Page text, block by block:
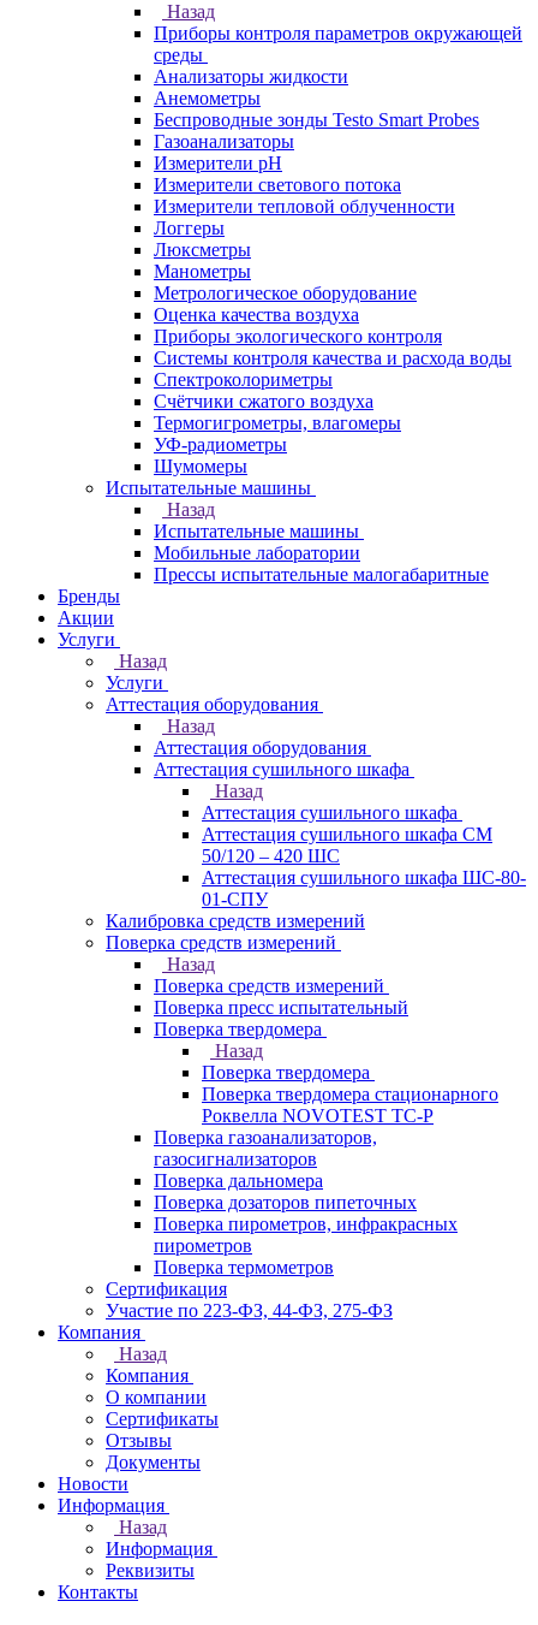
Назад
Приборы контроля параметров окружающей
среды
Анализаторы жидкости
Анемометры
Беспроводные зонды Testo Smart Probes
Газоанализаторы
Измерители pH
Измерители светового потока
Измерители тепловой облученности
Логгеры
Люксметры
Манометры
Метрологическое оборудование
Оценка качества воздуха
Приборы экологического контроля
Системы контроля качества и расхода воды
Спектроколориметры
Счётчики сжатого воздуха
Термогигрометры, влагомеры
УФ-радиометры
Шумомеры
Испытательные машины
Назад
Испытательные машины
Мобильные лаборатории
Прессы испытательные малогабаритные
Бренды
Акции
Услуги
Назад
Услуги
Аттестация оборудования
Назад
Аттестация оборудования
Аттестация сушильного шкафа
Назад
Аттестация сушильного шкафа
Аттестация сушильного шкафа СМ
50/120 – 420 ШС
Аттестация сушильного шкафа ШС-80-
01-СПУ
Калибровка средств измерений
Поверка средств измерений
Назад
Поверка средств измерений
Поверка пресс испытательный
Поверка твердомера
Назад
Поверка твердомера
Поверка твердомера стационарного
Роквелла NOVOTEST TС-Р
Поверка газоанализаторов,
газосигнализаторов
Поверка дальномера
Поверка дозаторов пипеточных
Поверка пирометров, инфракрасных
пирометров
Поверка термометров
Сертификация
Участие по 223-ФЗ, 44-ФЗ, 275-ФЗ
Компания
Назад
Компания
О компании
Сертификаты
Отзывы
Документы
Новости
Информация
Назад
Информация
Реквизиты
Контакты